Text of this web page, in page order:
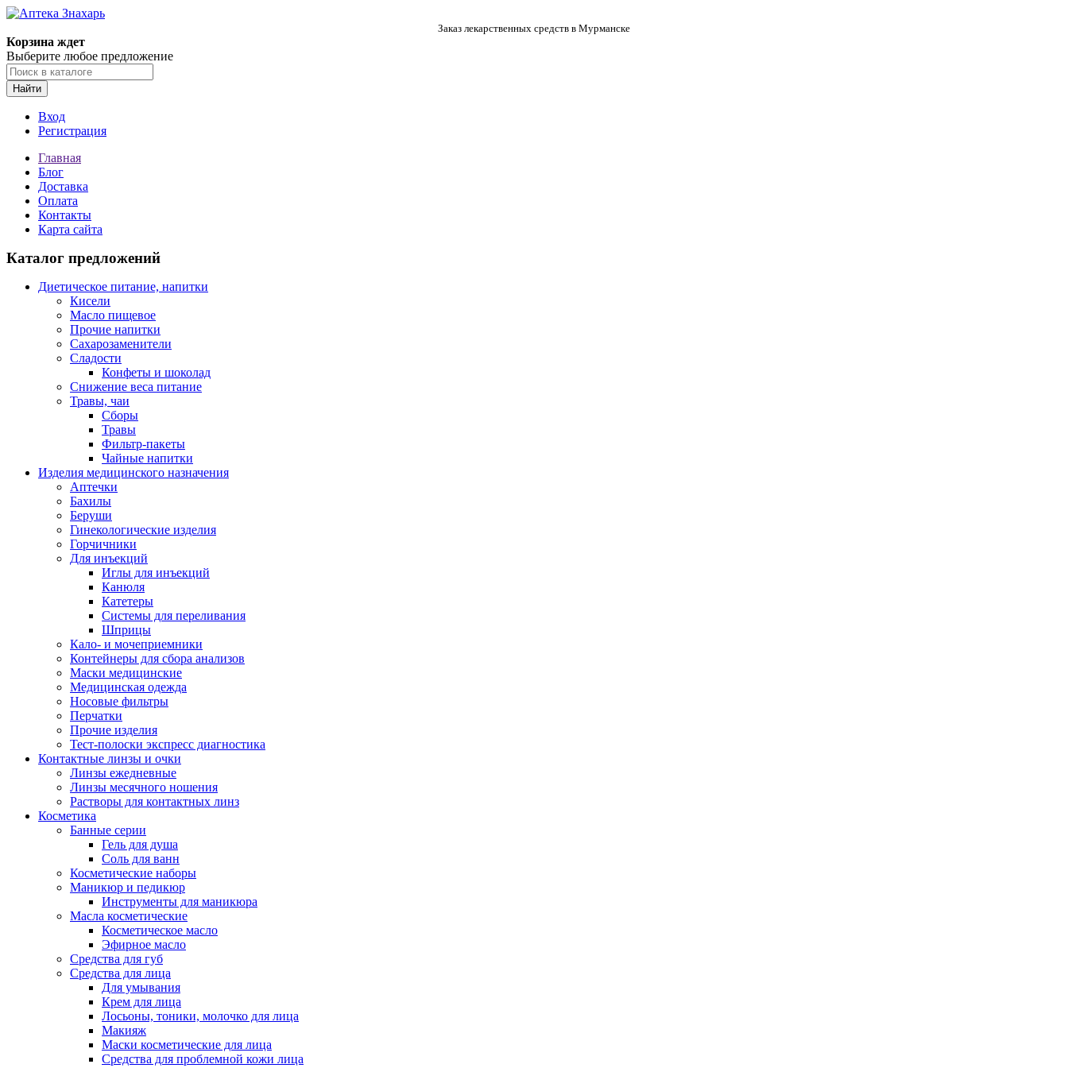
Заказ лекарственных средств в Мурманске
Корзина ждет
Выберите любое предложение
Найти
Вход
Регистрация
Главная
Блог
Доставка
Оплата
Контакты
Карта сайта
Каталог предложений
Диетическое питание, напитки
Кисели
Масло пищевое
Прочие напитки
Сахарозаменители
Сладости
Конфеты и шоколад
Снижение веса питание
Травы, чаи
Сборы
Травы
Фильтр-пакеты
Чайные напитки
Изделия медицинского назначения
Аптечки
Бахилы
Беруши
Гинекологические изделия
Горчичники
Для инъекций
Иглы для инъекций
Канюля
Катетеры
Системы для переливания
Шприцы
Кало- и мочеприемники
Контейнеры для сбора анализов
Маски медицинские
Медицинская одежда
Носовые фильтры
Перчатки
Прочие изделия
Тест-полоски экспресс диагностика
Контактные линзы и очки
Линзы ежедневные
Линзы месячного ношения
Растворы для контактных линз
Косметика
Банные серии
Гель для душа
Соль для ванн
Косметические наборы
Маникюр и педикюр
Инструменты для маникюра
Масла косметические
Косметическое масло
Эфирное масло
Средства для губ
Средства для лица
Для умывания
Крем для лица
Лосьоны, тоники, молочко для лица
Макияж
Маски косметические для лица
Средства для проблемной кожи лица